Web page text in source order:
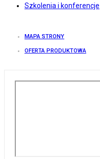
Szkolenia i konferencje
MAPA STRONY
OFERTA PRODUKTOWA